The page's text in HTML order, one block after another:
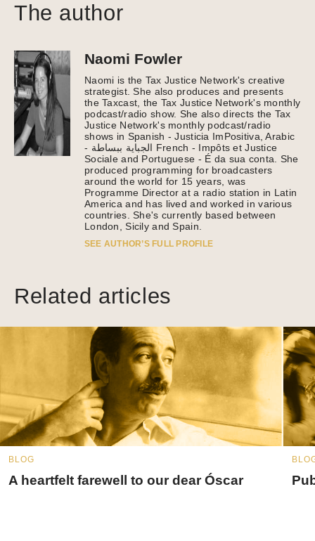
The author
Naomi Fowler
Naomi is the Tax Justice Network's creative
strategist. She also produces and presents
the Taxcast, the Tax Justice Network's monthly
podcast/radio show. She also directs the Tax
Justice Network's monthly podcast/radio
shows in Spanish - Justicia ImPositiva, Arabic
- الجباية ببساطة French - Impôts et Justice
Sociale and Portuguese - É da sua conta. She
produced programming for broadcasters
around the world for 15 years, was
Programme Director at a radio station in Latin
America and has lived and worked in various
countries. She's currently based between
London, Sicily and Spain.
SEE AUTHOR’S FULL PROFILE
Related articles
BLOG
A heartfelt farewell to our dear Óscar